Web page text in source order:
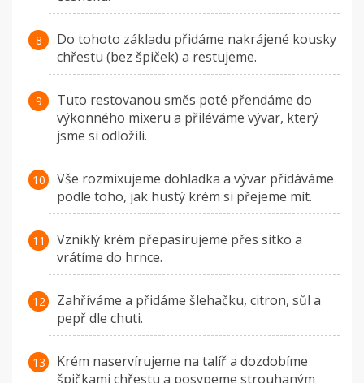
Do tohoto základu přidáme nakrájené kousky
chřestu (bez špiček) a restujeme.
Tuto restovanou směs poté přendáme do
výkonného mixeru a přiléváme vývar, který
jsme si odložili.
Vše rozmixujeme dohladka a vývar přidáváme
podle toho, jak hustý krém si přejeme mít.
Vzniklý krém přepasírujeme přes sítko a
vrátíme do hrnce.
Zahříváme a přidáme šlehačku, citron, sůl a
pepř dle chuti.
Krém naservírujeme na talíř a dozdobíme
špičkami chřestu a posypeme strouhaným